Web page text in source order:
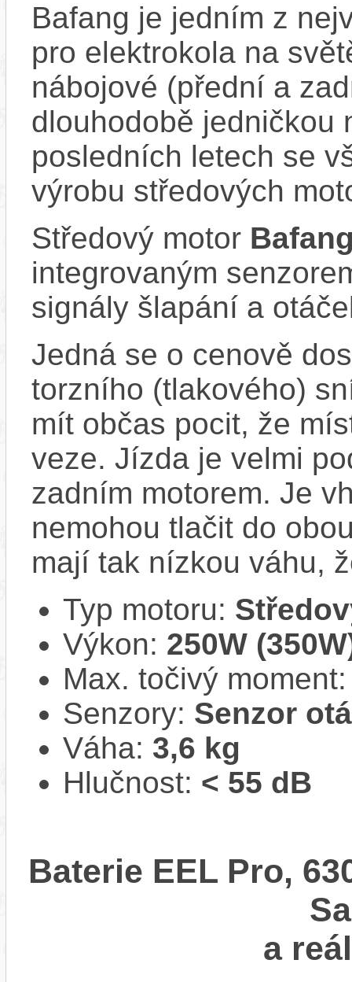
Bafang je jedním z
pro elektrokola na
nábojové (přední a
dlouhodobě jedničkou
posledních letech se
výrobu středových
Středový motor
integrovaným
signály šlapání a
Jedná se o cenově
torzního (tlakového)
mít občas pocit, že
veze. Jízda je velmi
zadním motorem. Je
nemohou tlačit do
mají tak nízkou váhu,
Typ motoru:
Výkon: 250W
Max. točivý
Senzory: Senzor
Váha: 3,6 kg
Hlučnost: < 55 dB
Baterie EEL Pro,
a